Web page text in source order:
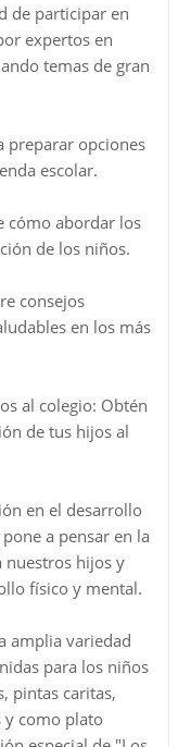
de participar en
expertos en
temas de gran
preparar opciones
escolar.
cómo abordar los
de los niños.
consejos
en los más
al colegio: Obtén
de tus hijos al
en el desarrollo
a pensar en la
nuestros hijos y
físico y mental.
amplia variedad
para los niños
pintas caritas,
y como plato